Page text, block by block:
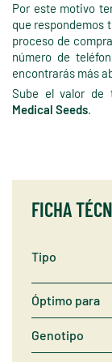
Por este motivo
que respondemos
proceso de
número de
encontrarás más
Sube el valor de
Medical Seeds.
FICHA
Tipo
Óptimo para
Genotipo